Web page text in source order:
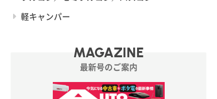
軽キャンパー
MAGAZINE
最新号のご案内